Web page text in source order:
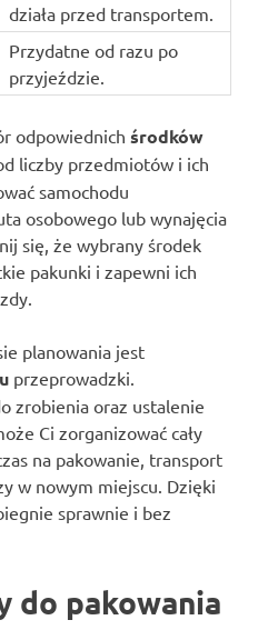
działa przed transportem.
Przydatne od razu po
przyjeździe.
odpowiednich środków
liczby przedmiotów i ich
samochodu
osobowego lub wynajęcia
się, że wybrany środek
pakunki i zapewni ich
planowania jest
przeprowadzki.
zrobienia oraz ustalenie
Ci zorganizować cały
na pakowanie, transport
w nowym miejscu. Dzięki
sprawnie i bez
do pakowania